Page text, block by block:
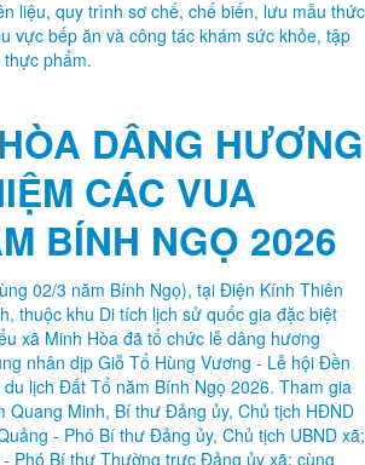
DÂNG HƯƠNG
CÁC VUA
BÍNH NGỌ 2026
02/3 năm Bính Ngọ), tại Điện Kính Thiên
thuộc khu Di tích lịch sử quốc gia đặc biệt
xã Minh Hòa đã tổ chức lễ dâng hương
nhân dịp Giỗ Tổ Hùng Vương - Lễ hội Đền
lịch Đất Tổ năm Bính Ngọ 2026. Tham gia
Minh, Bí thư Đảng ủy, Chủ tịch HĐND
- Phó Bí thư Đảng ủy, Chủ tịch UBND xã;
Phó Bí thư Thường trực Đảng ủy xã; cùng
vụ Đảng ủy, Ban Chấp hành Đảng bộ
ban, cơ quan, đơn vị trên địa bàn xã.